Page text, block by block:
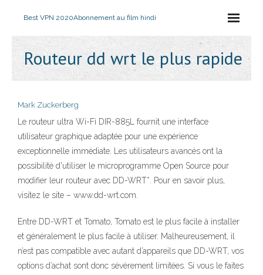
Best VPN 2020Abonnement au film hindi
Routeur dd wrt le plus rapide
Mark Zuckerberg
Le routeur ultra Wi-Fi DIR-885L fournit une interface
utilisateur graphique adaptée pour une expérience
exceptionnelle immédiate. Les utilisateurs avancés ont la
possibilité d'utiliser le microprogramme Open Source pour
modifier leur routeur avec DD-WRT*. Pour en savoir plus,
visitez le site – www.dd-wrt.com.
Entre DD-WRT et Tomato, Tomato est le plus facile à installer
et généralement le plus facile à utiliser. Malheureusement, il
n’est pas compatible avec autant d’appareils que DD-WRT, vos
options d’achat sont donc sévèrement limitées. Si vous le faites